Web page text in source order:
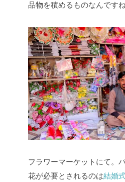
品物を積めるものなんですね
フラワーマーケットにて。
花が必要とされるのは結婚